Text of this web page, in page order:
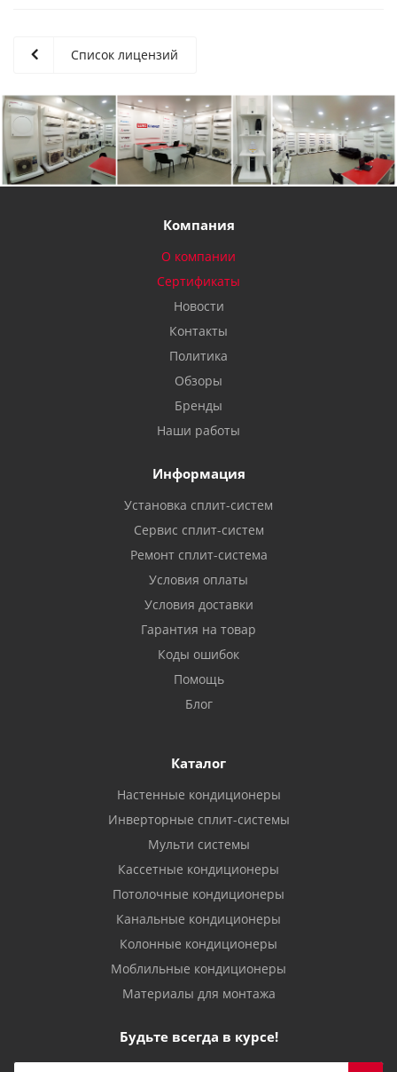
Список лицензий
Компания
О компании
Сертификаты
Новости
Контакты
Политика
Обзоры
Бренды
Наши работы
Информация
Установка сплит-систем
Сервис сплит-систем
Ремонт сплит-система
Условия оплаты
Условия доставки
Гарантия на товар
Коды ошибок
Помощь
Блог
Каталог
Настенные кондиционеры
Инверторные сплит-системы
Мульти системы
Кассетные кондиционеры
Потолочные кондиционеры
Канальные кондиционеры
Колонные кондиционеры
Моблильные кондиционеры
Материалы для монтажа
Будьте всегда в курсе!